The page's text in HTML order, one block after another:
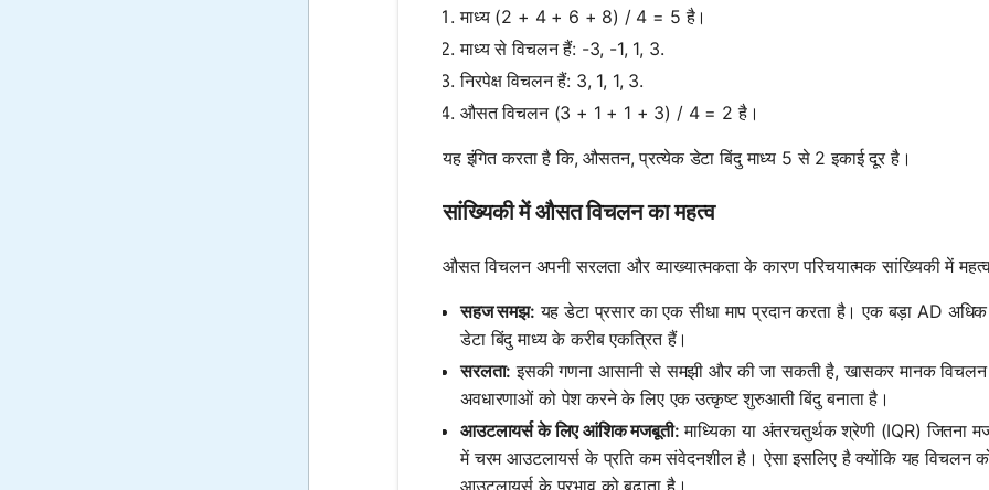
माध्य (2 + 4 + 6 + 8) / 4 = 5 है।
माध्य से विचलन हैं: -3, -1, 1, 3.
निरपेक्ष विचलन हैं: 3, 1, 1, 3.
औसत विचलन (3 + 1 + 1 + 3) / 4 = 2 है।
यह इंगित करता है कि, औसतन, प्रत्येक डेटा बिंदु माध्य 5 से 2 इकाई दूर है।
सांख्यिकी में औसत विचलन का महत्व
औसत विचलन अपनी सरलता और व्याख्यात्मकता के कारण परिचयात्मक सांख्यिकी में
सहज समझ: यह डेटा प्रसार का एक सीधा माप प्रदान करता है। एक बड़ा AD अधिक
डेटा बिंदु माध्य के करीब एकत्रित हैं।
सरलता: इसकी गणना आसानी से समझी और की जा सकती है, खासकर मानक विचलन
अवधारणाओं को पेश करने के लिए एक उत्कृष्ट शुरुआती बिंदु बनाता है।
आउटलायर्स के लिए आंशिक मजबूती: माध्यिका या अंतरचतुर्थक श्रेणी (IQR)
में चरम आउटलायर्स के प्रति कम संवेदनशील है। ऐसा इसलिए है क्योंकि यह विचलन को
आउटलायर्स के प्रभाव को बढ़ाता है।